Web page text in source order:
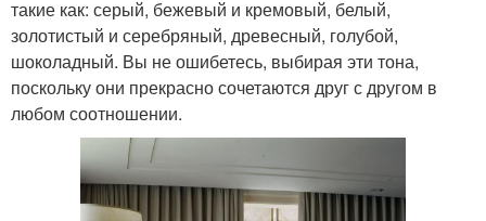
такие как: серый, бежевый и кремовый, белый,
золотистый и серебряный, древесный, голубой,
шоколадный. Вы не ошибетесь, выбирая эти тона,
поскольку они прекрасно сочетаются друг с другом в
любом соотношении.